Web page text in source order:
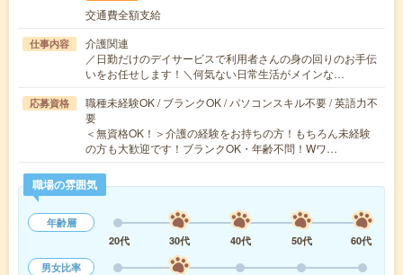
交通費全額支給
仕事内容
介護関連
／日勤だけのデイサービスで利用者さんの身の回りのお手伝
いをお任せします！＼何気ない日常生活がメインな…
応募資格
職種未経験OK / ブランクOK / パソコンスキル不要 / 英語力不
要
＜無資格OK！＞介護の経験をお持ちの方！もちろん未経験
の方も大歓迎です！ブランクOK・年齢不問！Wワ…
職場の雰囲気
年齢層
20代
30代 40代 50代
60代
男女比率